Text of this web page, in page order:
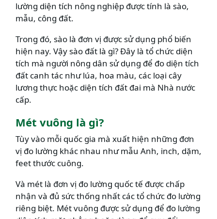
lường diện tích nông nghiệp được tính là sào,
mẫu, công đất.
Trong đó, sào là đơn vị được sử dụng phổ biến
hiện nay. Vậy sào đất là gì? Đây là tổ chức diện
tích mà người nông dân sử dụng để đo diện tích
đất canh tác như lúa, hoa màu, các loại cây
lương thực hoặc diện tích đất đai mà Nhà nước
cấp.
Mét vuông là gì?
Tùy vào mỗi quốc gia mà xuất hiện những đơn
vị đo lường khác nhau như mẫu Anh, inch, dặm,
feet thước cuông.
Và mét là đơn vị đo lường quốc tế được chấp
nhận và đủ sức thống nhất các tổ chức đo lường
riêng biệt. Mét vuông được sử dụng để đo lường